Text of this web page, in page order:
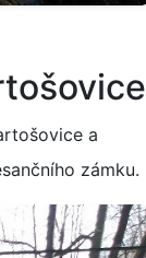
a
zámku.